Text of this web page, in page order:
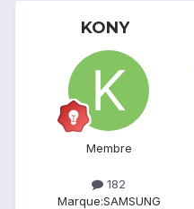
KONY
Membre
182
Marque:SAMSUNG